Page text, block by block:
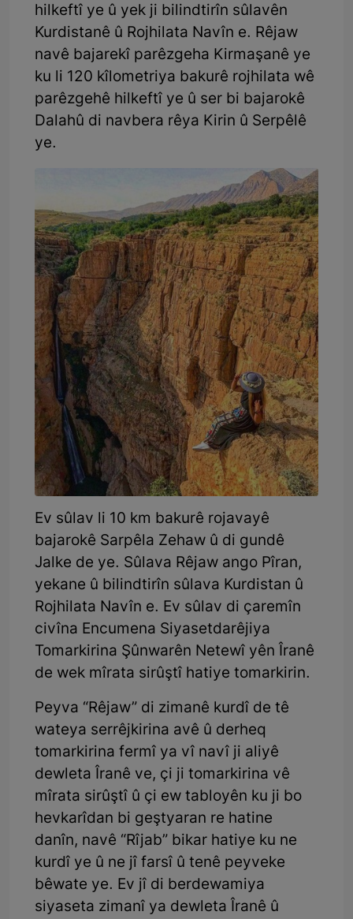
hilkeftî ye û yek ji bilindtirîn sûlavên
Kurdistanê û Rojhilata Navîn e. Rêjaw
navê bajarekî parêzgeha Kirmaşanê ye
ku li 120 kîlometriya bakurê rojhilata wê
parêzgehê hilkeftî ye û ser bi bajarokê
Dalahû di navbera rêya Kirin û Serpêlê
ye.
Ev sûlav li 10 km bakurê rojavayê
bajarokê Sarpêla Zehaw û di gundê
Jalke de ye. Sûlava Rêjaw ango Pîran,
yekane û bilindtirîn sûlava Kurdistan û
Rojhilata Navîn e. Ev sûlav di çaremîn
civîna Encumena Siyasetdarêjiya
Tomarkirina Şûnwarên Netewî yên Îranê
de wek mîrata sirûştî hatiye tomarkirin.
Peyva “Rêjaw” di zimanê kurdî de tê
wateya serrêjkirina avê û derheq
tomarkirina fermî ya vî navî ji aliyê
dewleta Îranê ve, çi ji tomarkirina vê
mîrata sirûştî û çi ew tabloyên ku ji bo
hevkarîdan bi geştyaran re hatine
danîn, navê “Rîjab” bikar hatiye ku ne
kurdî ye û ne jî farsî û tenê peyveke
bêwate ye. Ev jî di berdewamiya
siyaseta zimanî ya dewleta Îranê û